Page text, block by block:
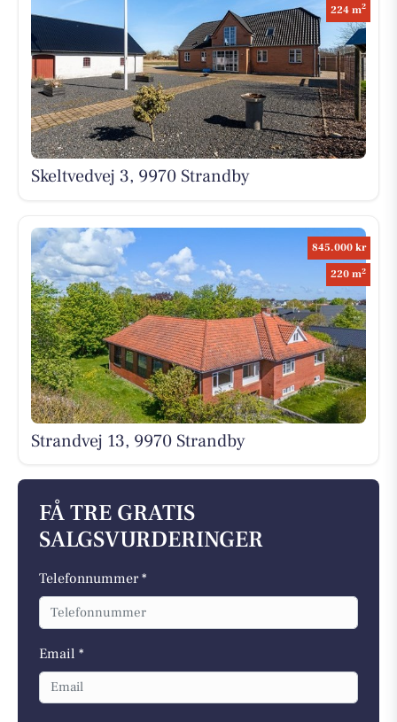
224 m2
Skeltvedvej 3, 9970 Strandby
845.000 kr
220 m2
Strandvej 13, 9970 Strandby
FÅ TRE GRATIS
SALGSVURDERINGER
Telefonnummer *
Email *